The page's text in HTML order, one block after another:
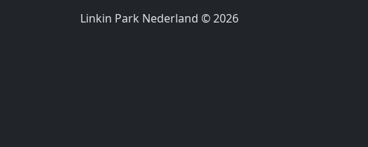
Linkin Park Nederland © 2026